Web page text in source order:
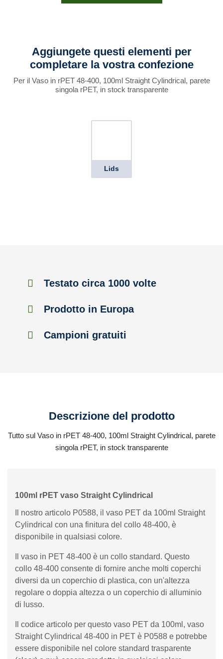
Aggiungete questi elementi per
completare la vostra confezione
Per il Vaso in rPET 48-400, 100ml Straight Cylindrical, parete
singola rPET, in stock transparente
Lids
Testato circa 1000 volte
Prodotto in Europa
Campioni gratuiti
Descrizione del prodotto
Tutto sul Vaso in rPET 48-400, 100ml Straight Cylindrical, parete
singola rPET, in stock transparente
100ml rPET vaso Straight Cylindrical
Il nostro articolo P0588, il vaso PET da 100ml Straight
Cylindrical con una finitura del collo 48-400, è
disponibile in qualsiasi colore.
Il vaso in PET 48-400 è un collo standard. Questo
collo 48-400 consente di fornire anche molti coperchi
diversi da un coperchio di plastica, con un'altezza
regolare o doppia altezza o un coperchio di alluminio
di lusso.
Il codice articolo per questo vaso PET da 100ml, vaso
Straight Cylindrical 48-400 in PET è P0588 e potrebbe
essere disponibile nel colore standard trasparente